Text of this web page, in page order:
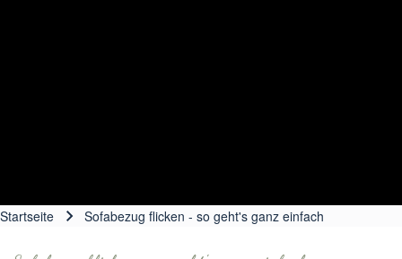
Startseite Sofabezug flicken - so geht's ganz einfach